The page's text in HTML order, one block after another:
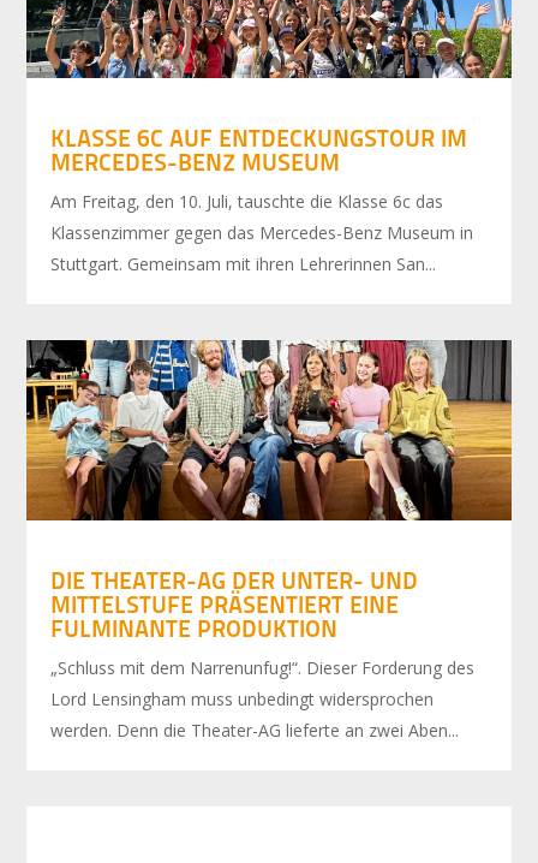
KLASSE 6C AUF ENTDECKUNGSTOUR IM
MERCEDES-BENZ MUSEUM
Am Freitag, den 10. Juli, tauschte die Klasse 6c das
Klassenzimmer gegen das Mercedes-Benz Museum in
Stuttgart. Gemeinsam mit ihren Lehrerinnen San...
DIE THEATER-AG DER UNTER- UND
MITTELSTUFE PRÄSENTIERT EINE
FULMINANTE PRODUKTION
„Schluss mit dem Narrenunfug!“. Dieser Forderung des
Lord Lensingham muss unbedingt widersprochen
werden. Denn die Theater-AG lieferte an zwei Aben...